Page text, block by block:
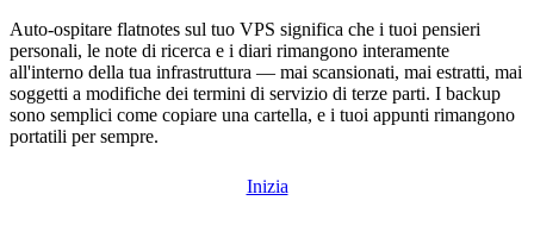
Auto-ospitare flatnotes sul tuo VPS significa che i tuoi pensieri
personali, le note di ricerca e i diari rimangono interamente
all'interno della tua infrastruttura — mai scansionati, mai estratti, mai
soggetti a modifiche dei termini di servizio di terze parti. I backup
sono semplici come copiare una cartella, e i tuoi appunti rimangono
portatili per sempre.
Inizia